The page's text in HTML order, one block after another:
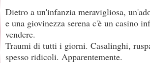
Dietro a un'infanzia meravigliosa,
e una giovinezza serena c'è un casino
vendere.
Traumi di tutti i giorni. Casalinghi,
spesso ridicoli. Apparentemente.